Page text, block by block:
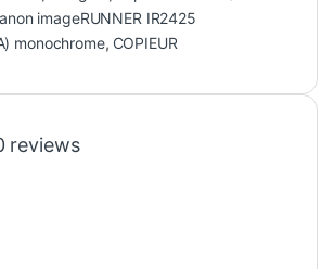
imageRUNNER IR2425
monochrome, COPIEUR
reviews